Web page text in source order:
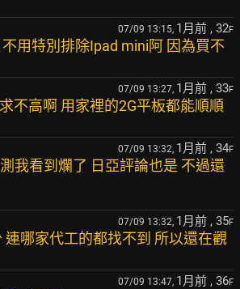
07/09 13:15, 1月前 , 32F
用特別排除Ipad mini阿 因為買不
07/09 13:27, 1月前 , 33F
不高啊 用家裡的2G平板都能順順
07/09 13:32, 1月前 , 34F
我看到爛了 日亞評論也是 不過還
07/09 13:32, 1月前 , 35F
連哪家代工的都找不到 所以還在觀
07/09 13:47, 1月前 , 36F